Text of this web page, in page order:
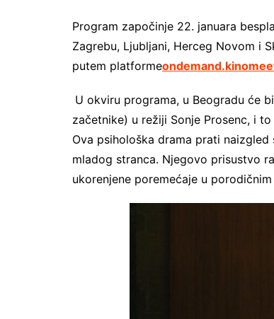
Program započinje 22. januara
Zagrebu, Ljubljani, Herceg Novom i
putem platforme
U okviru programa, u Beogradu će
začetnike) u režiji Sonje Prosenc, i
Ova psihološka drama prati
mladog stranca. Njegovo prisustvo
ukorenjene poremećaje u